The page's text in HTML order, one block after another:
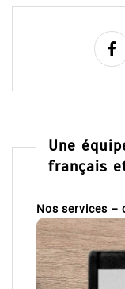
Une
français
Nos services –